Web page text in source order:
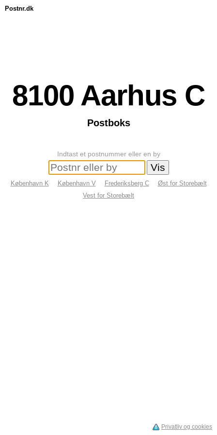
Postnr.dk
8100 Aarhus C
Postboks
Indtast et postnummer eller en by
København K København V Frederiksberg C
Øst for Storebælt
Vest for Storebælt
Privatliv og cookies